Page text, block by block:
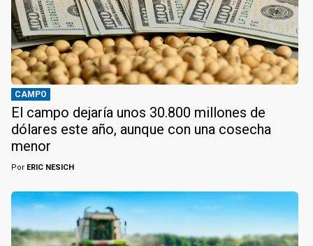
CAMPO
El campo dejaría unos 30.800 millones de
dólares este año, aunque con una cosecha
menor
Por ERIC NESICH